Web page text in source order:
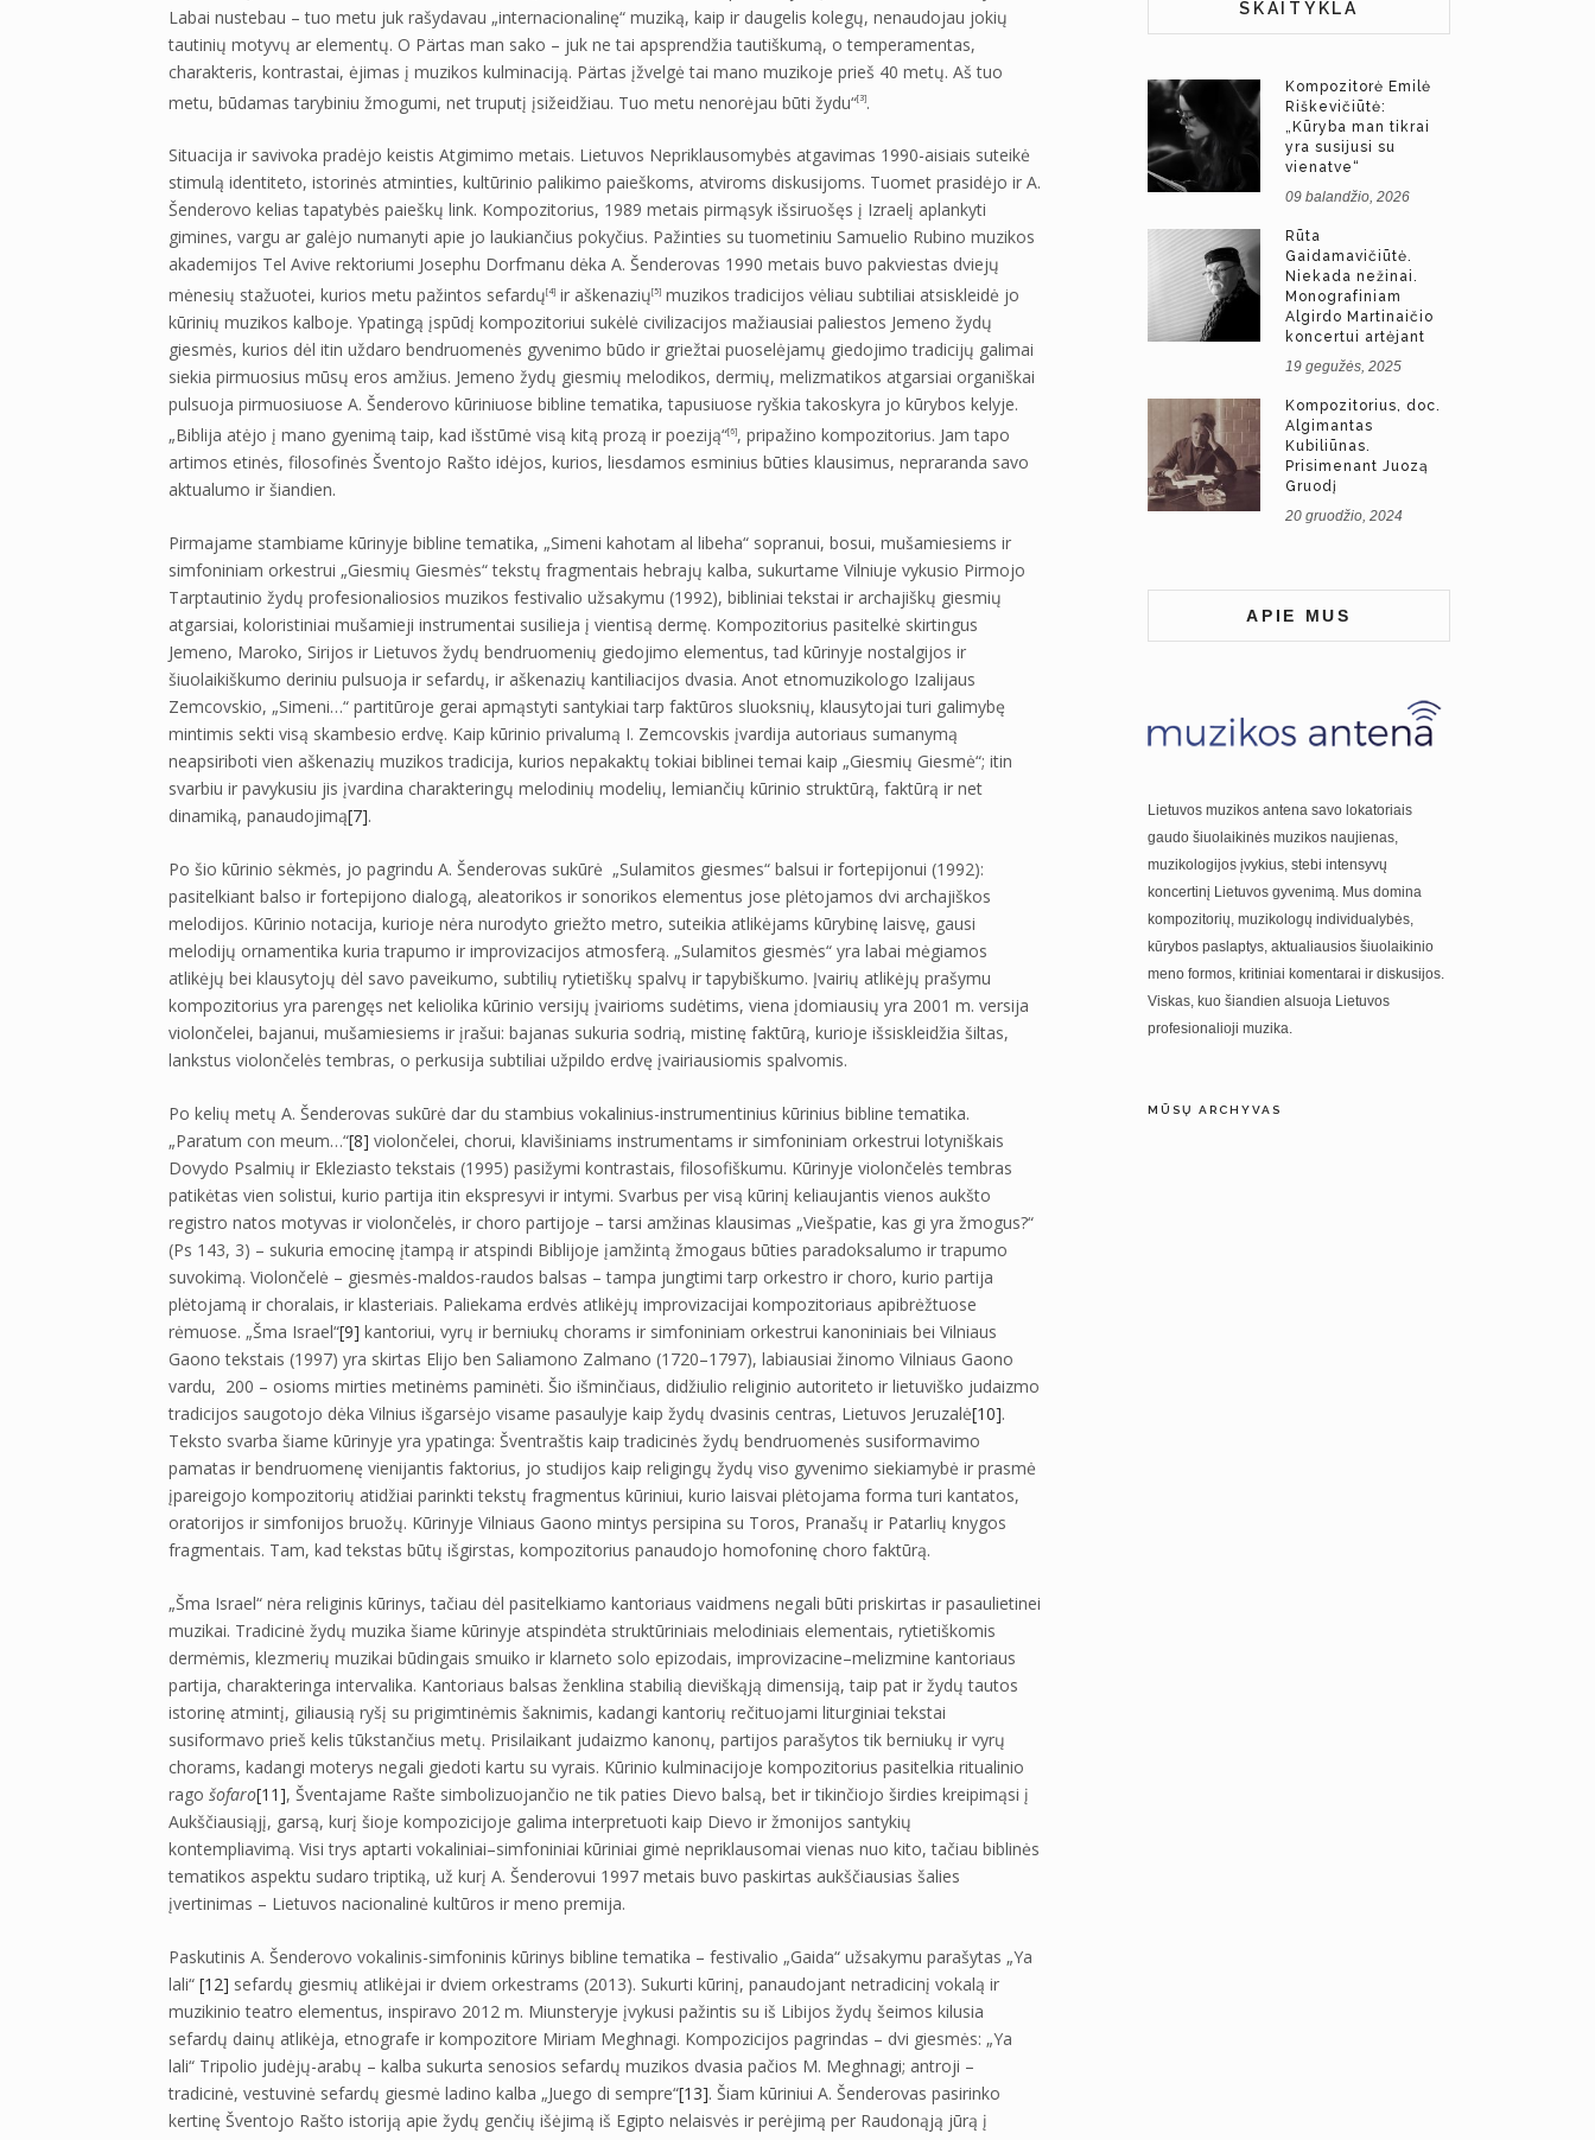
Labai nustebau – tuo metu juk rašydavau „internacionalinę“ muziką, kaip ir daugelis kolegų, nenaudojau jokių
tautinių motyvų ar elementų. O Pärtas man sako – juk ne tai apsprendžia tautiškumą, o temperamentas,
charakteris, kontrastai, ėjimas į muzikos kulminaciją. Pärtas įžvelgė tai mano muzikoje prieš 40 metų. Aš tuo
metu, būdamas tarybiniu žmogumi, net truputį įsižeidžiau. Tuo metu nenorėjau būti žydu“[3].
Situacija ir savivoka pradėjo keistis Atgimimo metais. Lietuvos Nepriklausomybės atgavimas 1990-aisiais suteikė
stimulą identiteto, istorinės atminties, kultūrinio palikimo paieškoms, atviroms diskusijoms. Tuomet prasidėjo ir A.
Šenderovo kelias tapatybės paieškų link. Kompozitorius, 1989 metais pirmąsyk išsiruošęs į Izraelį aplankyti
gimines, vargu ar galėjo numanyti apie jo laukiančius pokyčius. Pažinties su tuometiniu Samuelio Rubino muzikos
akademijos Tel Avive rektoriumi Josephu Dorfmanu dėka A. Šenderovas 1990 metais buvo pakviestas dviejų
mėnesių stažuotei, kurios metu pažintos sefardų[4] ir aškenazių[5] muzikos tradicijos vėliau subtiliai atsiskleidė jo
kūrinių muzikos kalboje. Ypatingą įspūdį kompozitoriui sukėlė civilizacijos mažiausiai paliestos Jemeno žydų
giesmės, kurios dėl itin uždaro bendruomenės gyvenimo būdo ir griežtai puoselėjamų giedojimo tradicijų galimai
siekia pirmuosius mūsų eros amžius. Jemeno žydų giesmių melodikos, dermių, melizmatikos atgarsiai organiškai
pulsuoja pirmuosiuose A. Šenderovo kūriniuose bibline tematika, tapusiuose ryškia takoskyra jo kūrybos kelyje.
„Biblija atėjo į mano gyenimą taip, kad išstūmė visą kitą prozą ir poeziją“[6], pripažino kompozitorius. Jam tapo
artimos etinės, filosofinės Šventojo Rašto idėjos, kurios, liesdamos esminius būties klausimus, nepraranda savo
aktualumo ir šiandien.
Pirmajame stambiame kūrinyje bibline tematika, „Simeni kahotam al libeha“ sopranui, bosui, mušamiesiems ir
simfoniniam orkestrui „Giesmių Giesmės“ tekstų fragmentais hebrajų kalba, sukurtame Vilniuje vykusio Pirmojo
Tarptautinio žydų profesionaliosios muzikos festivalio užsakymu (1992), bibliniai tekstai ir archajiškų giesmių
atgarsiai, koloristiniai mušamieji instrumentai susilieja į vientisą dermę. Kompozitorius pasitelkė skirtingus
Jemeno, Maroko, Sirijos ir Lietuvos žydų bendruomenių giedojimo elementus, tad kūrinyje nostalgijos ir
šiuolaikiškumo deriniu pulsuoja ir sefardų, ir aškenazių kantiliacijos dvasia. Anot etnomuzikologo Izalijaus
Zemcovskio, „Simeni…“ partitūroje gerai apmąstyti santykiai tarp faktūros sluoksnių, klausytojai turi galimybę
mintimis sekti visą skambesio erdvę. Kaip kūrinio privalumą I. Zemcovskis įvardija autoriaus sumanymą
neapsiriboti vien aškenazių muzikos tradicija, kurios nepakaktų tokiai biblinei temai kaip „Giesmių Giesmė“; itin
svarbiu ir pavykusiu jis įvardina charakteringų melodinių modelių, lemiančių kūrinio struktūrą, faktūrą ir net
dinamiką, panaudojimą[7].
Po šio kūrinio sėkmės, jo pagrindu A. Šenderovas sukūrė „Sulamitos giesmes“ balsui ir fortepijonui (1992):
pasitelkiant balso ir fortepijono dialogą, aleatorikos ir sonorikos elementus jose plėtojamos dvi archajiškos
melodijos. Kūrinio notacija, kurioje nėra nurodyto griežto metro, suteikia atlikėjams kūrybinę laisvę, gausi
melodijų ornamentika kuria trapumo ir improvizacijos atmosferą. „Sulamitos giesmės“ yra labai mėgiamos
atlikėjų bei klausytojų dėl savo paveikumo, subtilių rytietiškų spalvų ir tapybiškumo. Įvairių atlikėjų prašymu
kompozitorius yra parengęs net keliolika kūrinio versijų įvairioms sudėtims, viena įdomiausių yra 2001 m. versija
violončelei, bajanui, mušamiesiems ir įrašui: bajanas sukuria sodrią, mistinę faktūrą, kurioje išsiskleidžia šiltas,
lankstus violončelės tembras, o perkusija subtiliai užpildo erdvę įvairiausiomis spalvomis.
Po kelių metų A. Šenderovas sukūrė dar du stambius vokalinius-instrumentinius kūrinius bibline tematika.
„Paratum con meum…“[8] violončelei, chorui, klavišiniams instrumentams ir simfoniniam orkestrui lotyniškais
Dovydo Psalmių ir Ekleziasto tekstais (1995) pasižymi kontrastais, filosofiškumu. Kūrinyje violončelės tembras
patikėtas vien solistui, kurio partija itin ekspresyvi ir intymi. Svarbus per visą kūrinį keliaujantis vienos aukšto
registro natos motyvas ir violončelės, ir choro partijoje – tarsi amžinas klausimas „Viešpatie, kas gi yra žmogus?“
(Ps 143, 3) – sukuria emocinę įtampą ir atspindi Biblijoje įamžintą žmogaus būties paradoksalumo ir trapumo
suvokimą. Violončelė – giesmės-maldos-raudos balsas – tampa jungtimi tarp orkestro ir choro, kurio partija
plėtojamą ir choralais, ir klasteriais. Paliekama erdvės atlikėjų improvizacijai kompozitoriaus apibrėžtuose
rėmuose. „Šma Israel“[9] kantoriui, vyrų ir berniukų chorams ir simfoniniam orkestrui kanoniniais bei Vilniaus
Gaono tekstais (1997) yra skirtas Elijo ben Saliamono Zalmano (1720–1797), labiausiai žinomo Vilniaus Gaono
vardu, 200 – osioms mirties metinėms paminėti. Šio išminčiaus, didžiulio religinio autoriteto ir lietuviško judaizmo
tradicijos saugotojo dėka Vilnius išgarsėjo visame pasaulyje kaip žydų dvasinis centras, Lietuvos Jeruzalė[10].
Teksto svarba šiame kūrinyje yra ypatinga: Šventraštis kaip tradicinės žydų bendruomenės susiformavimo
pamatas ir bendruomenę vienijantis faktorius, jo studijos kaip religingų žydų viso gyvenimo siekiamybė ir prasmė
įpareigojo kompozitorių atidžiai parinkti tekstų fragmentus kūriniui, kurio laisvai plėtojama forma turi kantatos,
oratorijos ir simfonijos bruožų. Kūrinyje Vilniaus Gaono mintys persipina su Toros, Pranašų ir Patarlių knygos
fragmentais. Tam, kad tekstas būtų išgirstas, kompozitorius panaudojo homofoninę choro faktūrą.
„Šma Israel“ nėra religinis kūrinys, tačiau dėl pasitelkiamo kantoriaus vaidmens negali būti priskirtas ir pasaulietinei
muzikai. Tradicinė žydų muzika šiame kūrinyje atspindėta struktūriniais melodiniais elementais, rytietiškomis
dermėmis, klezmerių muzikai būdingais smuiko ir klarneto solo epizodais, improvizacine–melizmine kantoriaus
partija, charakteringa intervalika. Kantoriaus balsas ženklina stabilią dieviškąją dimensiją, taip pat ir žydų tautos
istorinę atmintį, giliausią ryšį su prigimtinėmis šaknimis, kadangi kantorių rečituojami liturginiai tekstai
susiformavo prieš kelis tūkstančius metų. Prisilaikant judaizmo kanonų, partijos parašytos tik berniukų ir vyrų
chorams, kadangi moterys negali giedoti kartu su vyrais. Kūrinio kulminacijoje kompozitorius pasitelkia ritualinio
rago šofaro[11], Šventajame Rašte simbolizuojančio ne tik paties Dievo balsą, bet ir tikinčiojo širdies kreipimąsi į
Aukščiausiąjį, garsą, kurį šioje kompozicijoje galima interpretuoti kaip Dievo ir žmonijos santykių
kontempliavimą. Visi trys aptarti vokaliniai–simfoniniai kūriniai gimė nepriklausomai vienas nuo kito, tačiau biblinės
tematikos aspektu sudaro triptiką, už kurį A. Šenderovui 1997 metais buvo paskirtas aukščiausias šalies
įvertinimas – Lietuvos nacionalinė kultūros ir meno premija.
Paskutinis A. Šenderovo vokalinis-simfoninis kūrinys bibline tematika – festivalio „Gaida“ užsakymu parašytas „Ya
lali“ [12] sefardų giesmių atlikėjai ir dviem orkestrams (2013). Sukurti kūrinį, panaudojant netradicinį vokalą ir
muzikinio teatro elementus, inspiravo 2012 m. Miunsteryje įvykusi pažintis su iš Libijos žydų šeimos kilusia
sefardų dainų atlikėja, etnografe ir kompozitore Miriam Meghnagi. Kompozicijos pagrindas – dvi giesmės: „Ya
lali“ Tripolio judėjų-arabų – kalba sukurta senosios sefardų muzikos dvasia pačios M. Meghnagi; antroji –
tradicinė, vestuvinė sefardų giesmė ladino kalba „Juego di sempre“[13]. Šiam kūriniui A. Šenderovas pasirinko
kertinę Šventojo Rašto istoriją apie žydų genčių išėjimą iš Egipto nelaisvės ir perėjimą per Raudonąją jūrą į
SKAITYKLA
Kompozitorė Emilė
Riškevičiūtė:
„Kūryba man tikrai
yra susijusi su
vienatve“
09 balandžio, 2026
Rūta
Gaidamavičiūtė.
Niekada nežinai.
Monografiniam
Algirdo Martinaičio
koncertui artėjant
19 gegužės, 2025
Kompozitorius, doc.
Algimantas
Kubiliūnas.
Prisimenant Juozą
Gruodį
20 gruodžio, 2024
APIE MUS
Lietuvos muzikos antena savo lokatoriais
gaudo šiuolaikinės muzikos naujienas,
muzikologijos įvykius, stebi intensyvų
koncertinį Lietuvos gyvenimą. Mus domina
kompozitorių, muzikologų individualybės,
kūrybos paslaptys, aktualiausios šiuolaikinio
meno formos, kritiniai komentarai ir diskusijos.
Viskas, kuo šiandien alsuoja Lietuvos
profesionalioji muzika.
MŪSŲ ARCHYVAS